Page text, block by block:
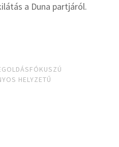
a Duna partjáról.
HELYZETŰ